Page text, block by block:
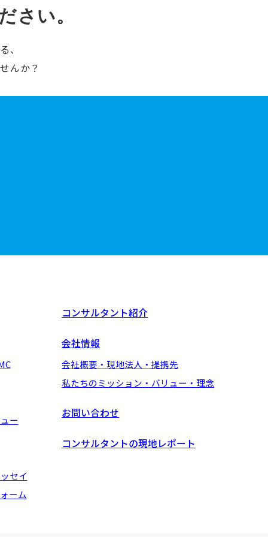
さい。
、
んか？
ー
セイ
ーム
コンサルタント紹介
会社情報
会社概要・現地法人・提携先
私たちのミッション・バリュー・理念
お問い合わせ
コンサルタントの現地レポート